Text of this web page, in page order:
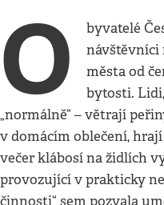
O
byvatelé
návštěvníci
města od
bytosti.
„normálně“ – větrají
v domácím oblečení,
večer klábosí na židlích
provozující v prakticky
činnosti“ sem pozvala